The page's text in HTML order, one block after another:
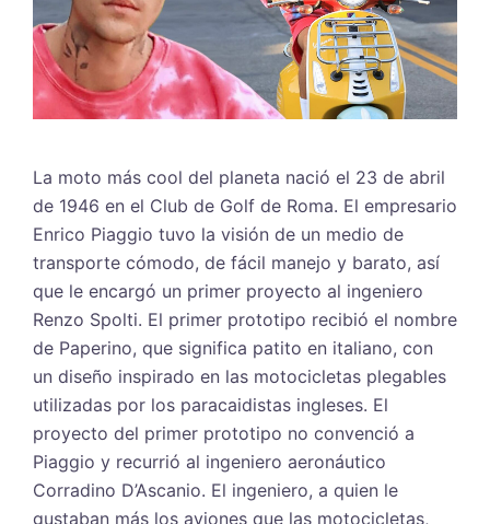
La moto más cool del planeta nació el 23 de abril
de 1946 en el Club de Golf de Roma. El empresario
Enrico Piaggio tuvo la visión de un medio de
transporte cómodo, de fácil manejo y barato, así
que le encargó un primer proyecto al ingeniero
Renzo Spolti. El primer prototipo recibió el nombre
de Paperino, que significa patito en italiano, con
un diseño inspirado en las motocicletas plegables
utilizadas por los paracaidistas ingleses. El
proyecto del primer prototipo no convenció a
Piaggio y recurrió al ingeniero aeronáutico
Corradino D’Ascanio. El ingeniero, a quien le
gustaban más los aviones que las motocicletas,